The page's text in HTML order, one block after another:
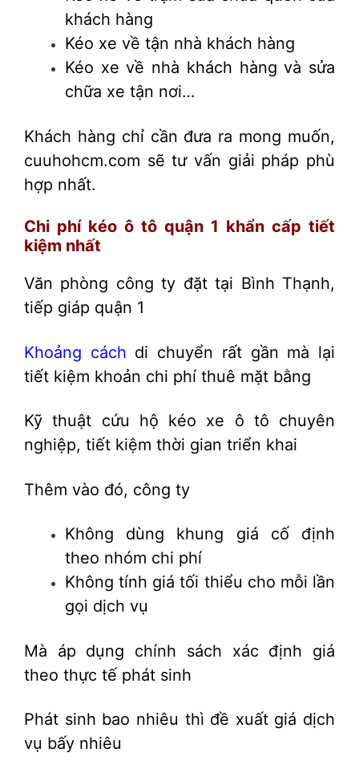
khách hàng
Kéo xe về tận nhà khách hàng
Kéo xe về nhà khách hàng và sửa
chữa xe tận nơi…
Khách hàng chỉ cần đưa ra mong muốn,
cuuhohcm.com sẽ tư vấn giải pháp phù
hợp nhất.
Chi phí kéo ô tô quận 1 khẩn cấp tiết
kiệm nhất
Văn phòng công ty đặt tại Bình Thạnh,
tiếp giáp quận 1
Khoảng cách di chuyển rất gần mà lại
tiết kiệm khoản chi phí thuê mặt bằng
Kỹ thuật cứu hộ kéo xe ô tô chuyên
nghiệp, tiết kiệm thời gian triển khai
Thêm vào đó, công ty
Không dùng khung giá cố định
theo nhóm chi phí
Không tính giá tối thiểu cho mỗi lần
gọi dịch vụ
Mà áp dụng chính sách xác định giá
theo thực tế phát sinh
Phát sinh bao nhiêu thì đề xuất giá dịch
vụ bấy nhiêu